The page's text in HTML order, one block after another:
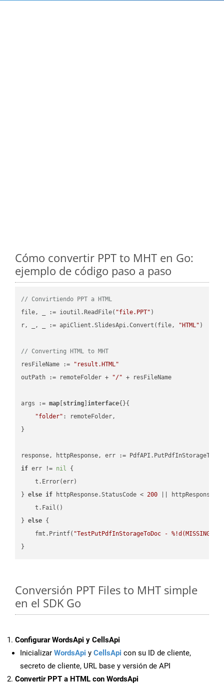
Cómo convertir PPT to MHT en Go:
ejemplo de código paso a paso
// Convirtiendo PPT a HTML
file, _ := ioutil.ReadFile( "file.PPT" )
r, _, _ := apiClient.SlidesApi.Convert(file,
"HTML" )
// Converting HTML to MHT
resFileName :=
"result.HTML"
outPath := remoteFolder +
"/" + resFileName
args := map string ]interface{}{
"folder" : remoteFolder,
}
if err != nil {
    t.Error(err)
} else if httpResponse.StatusCode < 200 ||
    t.Fail()
} else {
    fmt.Printf(
"TestPutPdfInStorageToDoc - %!d(MISSING)\n"
Conversión PPT Files to MHT simple
en el SDK Go
Configurar WordsApi y CellsApi
Inicializar WordsApi y CellsApi con su ID de cliente,
secreto de cliente, URL base y versión de API
Convertir PPT a HTML con WordsApi